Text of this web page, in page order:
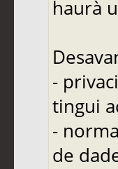
haurà
-
tingui
-
de